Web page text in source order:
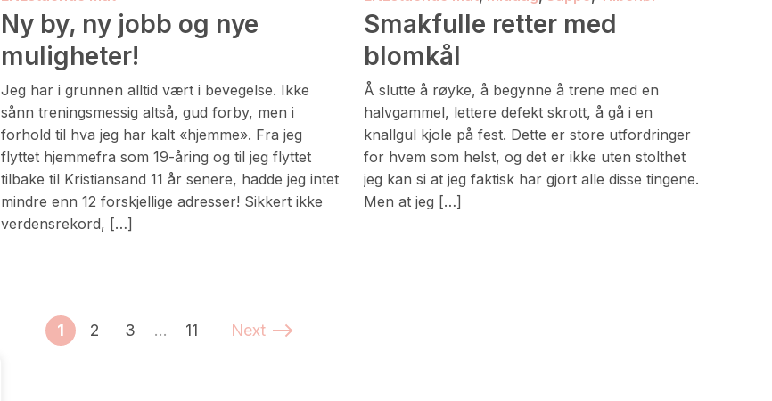
Ny by, ny jobb og nye
muligheter!
Jeg har i grunnen alltid vært i bevegelse. Ikke
sånn treningsmessig altså, gud forby, men i
forhold til hva jeg har kalt «hjemme». Fra jeg
flyttet hjemmefra som 19-åring og til jeg flyttet
tilbake til Kristiansand 11 år senere, hadde jeg intet
mindre enn 12 forskjellige adresser! Sikkert ikke
verdensrekord, […]
Smakfulle retter med
blomkål
Å slutte å røyke, å begynne å trene med en
halvgammel, lettere defekt skrott, å gå i en
knallgul kjole på fest. Dette er store utfordringer
for hvem som helst, og det er ikke uten stolthet
jeg kan si at jeg faktisk har gjort alle disse tingene.
Men at jeg […]
1 2 3 … 11 Next